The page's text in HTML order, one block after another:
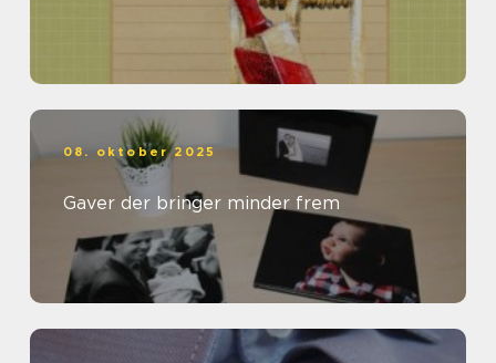
08. oktober 2025
Gaver der bringer minder frem